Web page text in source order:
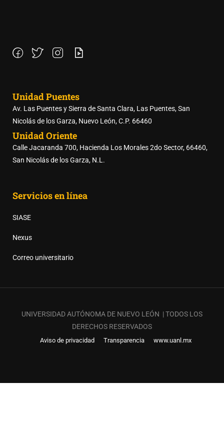
Unidad Puentes
Av. Las Puentes y Sierra de Santa Clara, Las Puentes, San
Nicolás de los Garza, Nuevo León, C.P. 66460
Unidad Oriente
Calle Jacaranda 700, Hacienda Los Morales 2do Sector, 66460,
San Nicolás de los Garza, N.L.
Servicios en línea
SIASE
Nexus
Correo universitario
UNIVERSIDAD AUTÓNOMA DE NUEVO LEÓN | TODOS LOS
DERECHOS RESERVADOS
Aviso de privacidad Transparencia www.uanl.mx